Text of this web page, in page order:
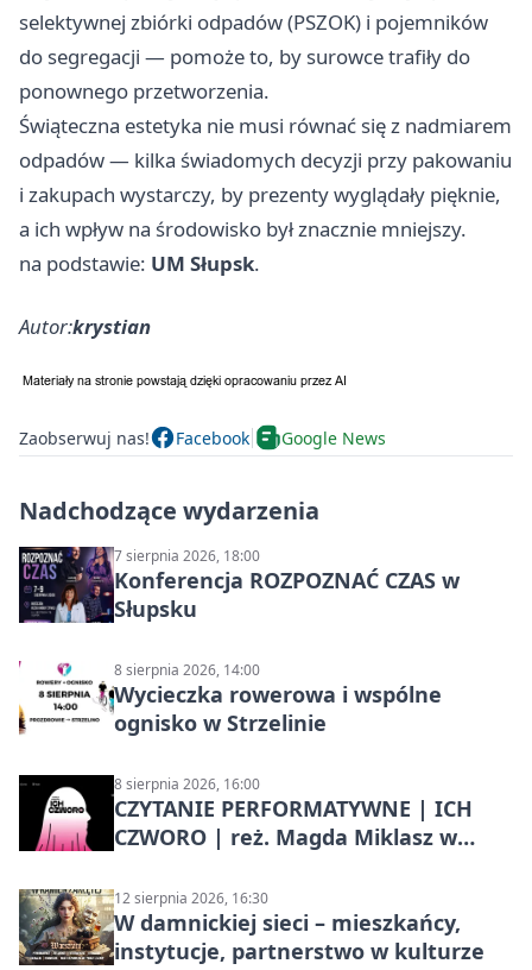
selektywnej zbiórki odpadów (PSZOK) i pojemników
do segregacji — pomoże to, by surowce trafiły do
ponownego przetworzenia.
Świąteczna estetyka nie musi równać się z nadmiarem
odpadów — kilka świadomych decyzji przy pakowaniu
i zakupach wystarczy, by prezenty wyglądały pięknie,
a ich wpływ na środowisko był znacznie mniejszy.
na podstawie: UM Słupsk.
Autor:krystian
Zaobserwuj nas! Facebook Google News
Nadchodzące wydarzenia
7 sierpnia 2026, 18:00
Konferencja ROZPOZNAĆ CZAS w
Słupsku
8 sierpnia 2026, 14:00
Wycieczka rowerowa i wspólne
ognisko w Strzelinie
8 sierpnia 2026, 16:00
CZYTANIE PERFORMATYWNE | ICH
CZWORO | reż. Magda Miklasz w
12 sierpnia 2026, 16:30
W damnickiej sieci – mieszkańcy,
instytucje, partnerstwo w kulturze